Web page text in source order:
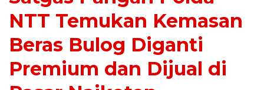
NTT Temukan Kemasan
Beras Bulog Diganti
Premium dan Dijual di